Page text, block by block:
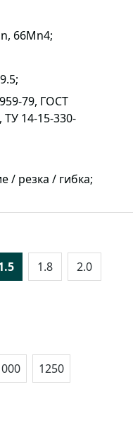
66Mn4;
79, ГОСТ
ТУ 14-15-330-
/ резка / гибка;
1.8 2.0
1250